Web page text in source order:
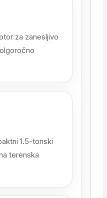
za zanesljivo
1.5-tonski
terenska